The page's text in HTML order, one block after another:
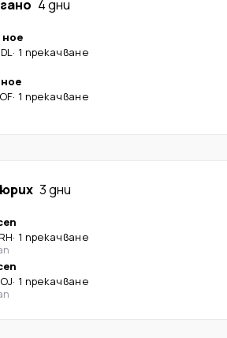
4 дни
· 1 прекачване
· 1 прекачване
3 дни
· 1 прекачване
· 1 прекачване